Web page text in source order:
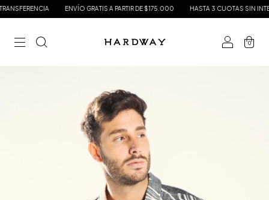
ENVÍO GRATIS A PARTIR DE $175.000 HASTA 3 CUOTAS SIN
0